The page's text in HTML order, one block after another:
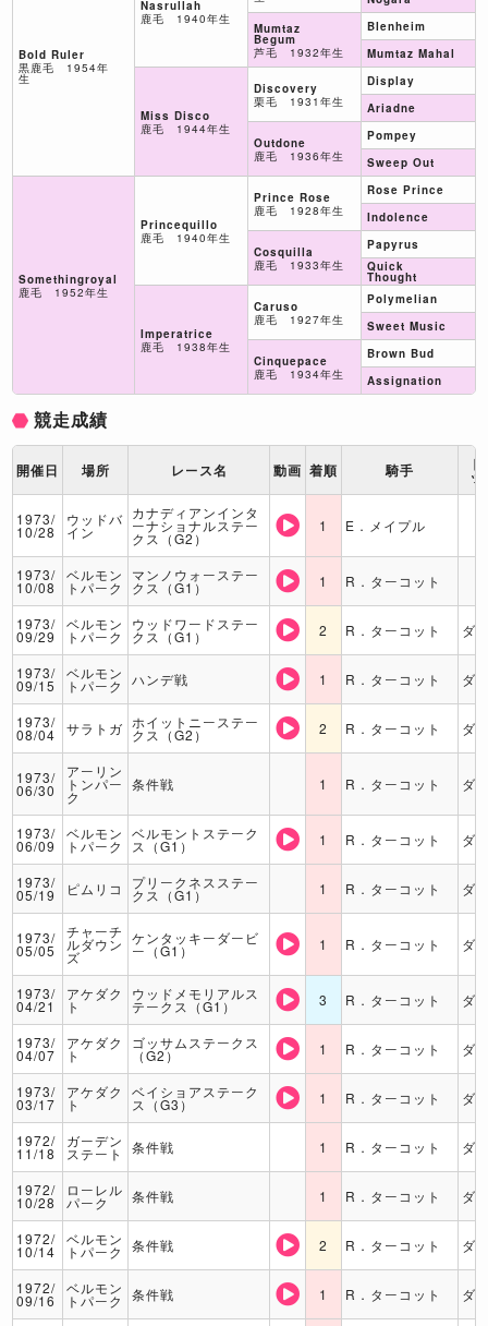
Bold Ruler
黒鹿毛 1954年
生
Somethingroyal
鹿毛 1952年生
Nasrullah
鹿毛 1940年生
Miss Disco
鹿毛 1944年生
Princequillo
鹿毛 1940年生
Imperatrice
鹿毛 1938年生
Mumtaz
Begum
芦毛 1932年生
Discovery
栗毛 1931年生
Outdone
鹿毛 1936年生
Prince Rose
鹿毛 1928年生
Cosquilla
鹿毛 1933年生
Caruso
鹿毛 1927年生
Cinquepace
鹿毛 1934年生
Blenheim
Mumtaz Mahal
Display
Ariadne
Pompey
Sweep Out
Rose Prince
Indolence
Papyrus
Quick
Thought
Polymelian
Sweet Music
Brown Bud
Assignation
競走成績
開催日 場所 レース名 動画 着順 騎手 ッ
1973/
10/28
ウッドバ
イン
カナディアンインタ
ーナショナルステー
クス（G2）
1 E．メイプル
1973/
10/08
ベルモン
トパーク
マンノウォーステー
クス（G1） 1 R．ターコット
1973/
09/29
ベルモン
トパーク
ウッドワードステー
クス（G1） 2 R．ターコット ダ
1973/
09/15
ベルモン
トパーク ハンデ戦 1 R．ターコット ダ
1973/
08/04 サラトガ ホイットニーステー
クス（G2） 2 R．ターコット ダ
1973/
06/30
アーリン
トンパー
ク
条件戦 1 R．ターコット ダ
1973/
06/09
ベルモン
トパーク
ベルモントステーク
ス（G1） 1 R．ターコット ダ
1973/
05/19 ピムリコ プリークネスステー
クス（G1） 1 R．ターコット ダ
1973/
05/05
チャーチ
ルダウン
ズ
ケンタッキーダービ
ー（G1） 1 R．ターコット ダ
1973/
04/21
アケダク
ト
ウッドメモリアルス
テークス（G1） 3 R．ターコット ダ
1973/
04/07
アケダク
ト
ゴッサムステークス
（G2） 1 R．ターコット ダ
1973/
03/17
アケダク
ト
ベイショアステーク
ス（G3） 1 R．ターコット ダ
1972/
11/18
ガーデン
ステート 条件戦 1 R．ターコット ダ
1972/
10/28
ローレル
パーク 条件戦 1 R．ターコット ダ
1972/
10/14
ベルモン
トパーク 条件戦 2 R．ターコット ダ
1972/
09/16
ベルモン
トパーク 条件戦 1 R．ターコット ダ